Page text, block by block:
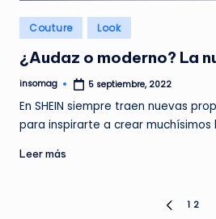
Publicado
en
Couture Look
¿Audaz o moderno? La
Publicado
insomag 5 septiembre, 2022
En SHEIN siempre traen nuevas
para inspirarte a crear muchísimos
Leer más
PÁGINA
1 2